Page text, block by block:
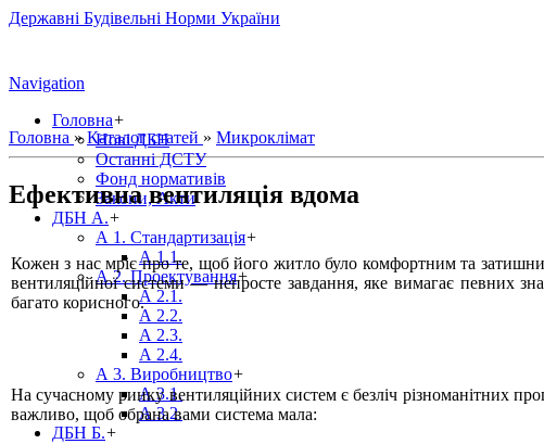
Державні Будівельні Норми України
Navigation
Головна+
Нові ДБН
Останні ДСТУ
Фонд нормативів
Закони, Акти
ДБН А.+
А 1. Стандартизація+
А 1.1.
А 2. Проектування+
А 2.1.
А 2.2.
А 2.3.
А 2.4.
А 3. Виробництво+
А 3.1.
А 3.2.
ДБН Б.+
Головна » Каталог статей » Микроклімат
Ефективна вентиляція вдома
Кожен з нас мріє про те, щоб його житло було комфортним та
вентиляційної системи — непросте завдання, яке вимагає певних
багато корисного.
На сучасному ринку вентиляційних систем є безліч різноманітних
важливо, щоб обрана вами система мала: